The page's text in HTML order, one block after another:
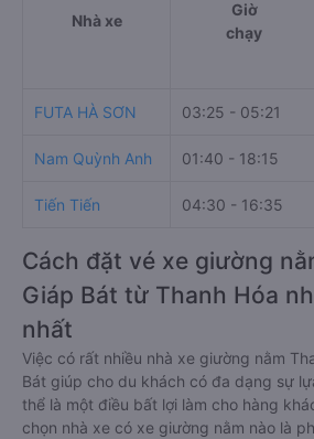
Nhà xe
Giờ
chạy
FUTA HÀ SƠN 03:25 - 05:21
Nam Quỳnh Anh 01:40 - 18:15
Tiến Tiến 04:30 - 16:35
Cách đặt vé xe giường
Giáp Bát từ Thanh Hóa
nhất
Việc có rất nhiều nhà xe giường nằm
Bát giúp cho du khách có đa dạng sự
thể là một điều bất lợi làm cho hàng
chọn nhà xe có xe giường nằm nào là